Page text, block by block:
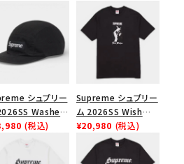
い商品を表示する
絞り込んで検索する
シュプリー
Washed
Twill Camp
(税込)
Supreme シュプリー
ム 2026SS Wish
Tee ウィッシュTシ
ャツ ブラック
¥20,980 (税込)